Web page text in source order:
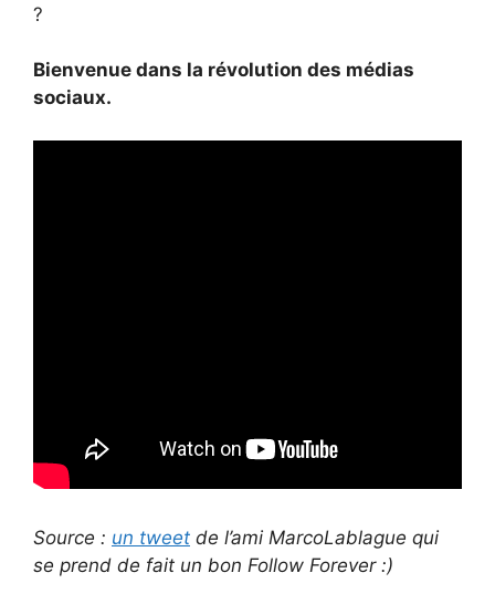
?
Bienvenue dans la révolution des médias
sociaux.
Source : un tweet de l’ami MarcoLablague qui
se prend de fait un bon Follow Forever :)